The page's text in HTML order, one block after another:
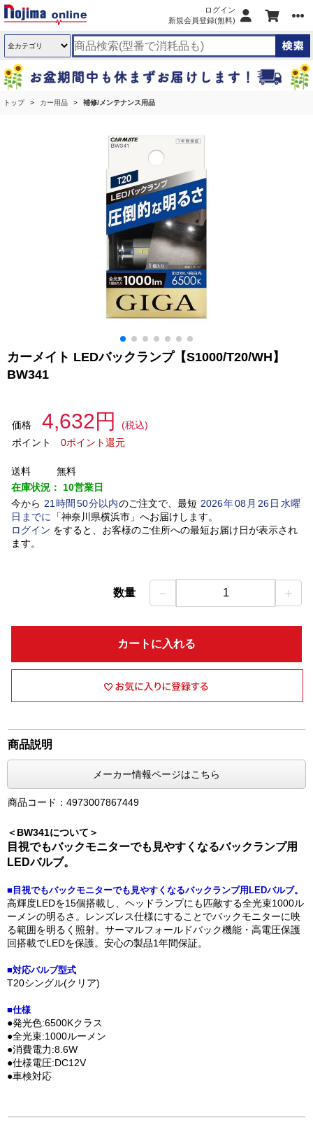
ログイン
新規会員登録(無料)
トップ カー用品 補修/メンテナンス用品
カーメイト LEDバックランプ【S1000/T20/WH】
BW341
価格 4,632円
(税込)
ポイント
0ポイント還元
送料
無料
在庫状況： 10営業日
今から 21 時間 50分以内のご注文で、最短 2026年08 月 26日水曜
日 までに 「神奈川県横浜市」 へお届けします。
ログイン をすると、お客様のご住所への最短お届け日が表示され
ます。
数量 － 1 ＋
カートに入れる
商品説明
メーカー情報ページはこちら
商品コード：4973007867449
＜BW341について＞
目視でもバックモニターでも見やすくなるバックランプ用
LEDバルブ。
■目視でもバックモニターでも見やすくなるバックランプ用LEDバルブ。
高輝度LEDを15個搭載し、ヘッドランプにも匹敵する全光束1000ル
ーメンの明るさ。レンズレス仕様にすることでバックモニターに映
る範囲を明るく照射。サーマルフォールドバック機能・高電圧保護
回搭載でLEDを保護。安心の製品1年間保証。
■対応バルブ型式
T20シングル(クリア)
■仕様
●発光色:6500Kクラス
●全光束:1000ルーメン
●消費電力:8.6W
●仕様電圧:DC12V
●車検対応